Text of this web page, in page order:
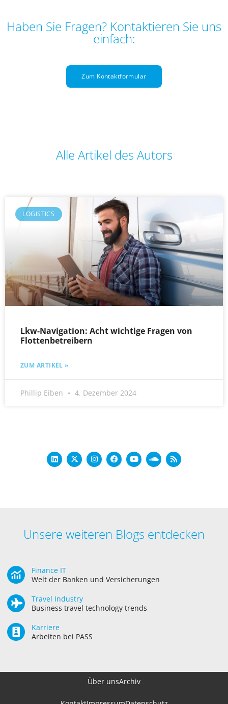
Haben Sie Fragen? Kontaktieren Sie uns
einfach:
Zum Kontaktformular
Alle Artikel des Autors
LOGISTICS
Lkw-Navigation: Acht wichtige Fragen von
Flottenbetreibern
ZUM ARTIKEL »
Phillip Eiben 4. Dezember 2024
Unsere weiteren Blogs entdecken
Finance IT
Welt der Banken und Versicherungen
Travel Industry
Business travel technology trends
Karriere
Arbeiten bei PASS
Über unsArchiv